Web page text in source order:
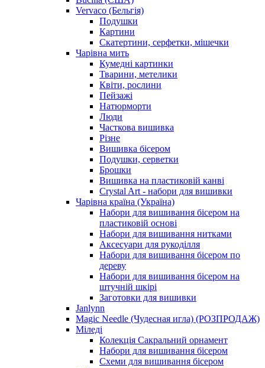
Vervaco (Бельгія)
Подушки
Картини
Скатертини, серфетки, мішечки
Чарiвна мить
Кумедні картинки
Тварини, метелики
Квіти, рослини
Пейзажі
Натюрморти
Люди
Часткова вишивка
Різне
Вишивка бісером
Подушки, серветки
Брошки
Вишивка на пластиковій канві
Crystal Art - набори для вишивки
Чарівна країна (Україна)
Набори для вишивання бісером на
пластиковій основі
Набори для вишивання нитками
Аксесуари для рукоділля
Набори для вишивання бісером по
дереву
Набори для вишивання бісером на
штучній шкірі
Заготовки для вишивки
Janlynn
Magic Needle (Чудесная игла) (РОЗПРОДАЖ)
Міледі
Колекція Сакральний орнамент
Набори для вишивання бісером
Схеми для вишивання бісером